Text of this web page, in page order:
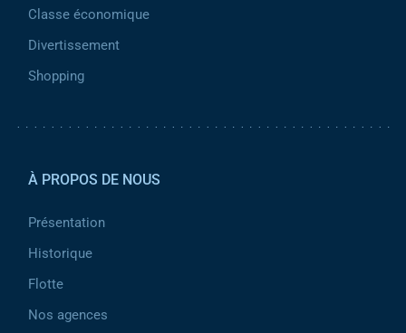
Classe économique
Divertissement
Shopping
À PROPOS DE NOUS
Présentation
Historique
Flotte
Nos agences